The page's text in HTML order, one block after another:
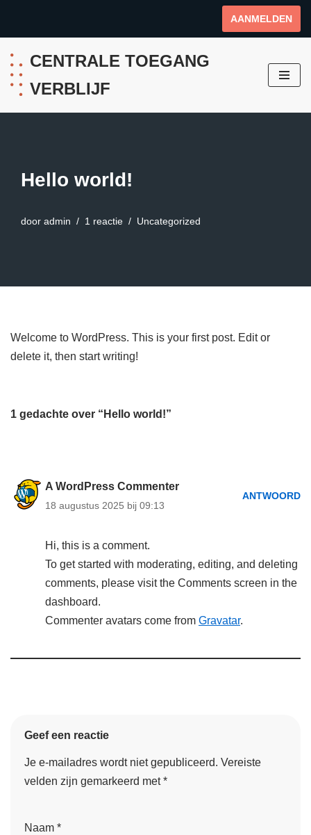
Ga
naar
de
inhoud
AANMELDEN
CENTRALE TOEGANG
VERBLIJF
Hello world!
door admin 1 reactie Uncategorized
Welcome to WordPress. This is your first post. Edit or
delete it, then start writing!
1 gedachte over “Hello world!”
A WordPress Commenter
18 augustus 2025 bij 09:13
ANTWOORD
Hi, this is a comment.
To get started with moderating, editing, and deleting
comments, please visit the Comments screen in the
dashboard.
Commenter avatars come from Gravatar.
Geef een reactie
Je e-mailadres wordt niet gepubliceerd. Vereiste
velden zijn gemarkeerd met*
Naam *